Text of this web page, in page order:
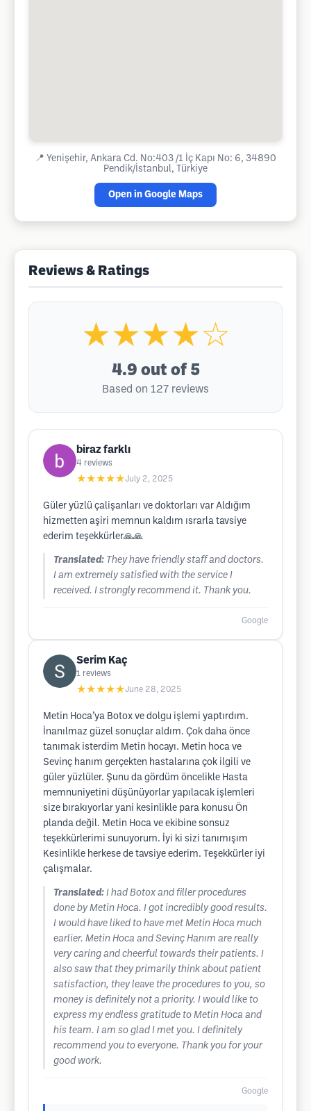
📍 Yenişehir, Ankara Cd. No:403 /1 İç Kapı No: 6, 34890
Pendik/İstanbul, Türkiye
Open in Google Maps
Reviews & Ratings
★★★★☆
4.9 out of 5
Based on 127 reviews
biraz farklı
4 reviews
★★★★★July 2, 2025
Güler yüzlü çalişanları ve doktorları var Aldığım
hizmetten aşiri memnun kaldım ısrarla tavsiye
ederim teşekkürler🙏🙏
Translated: They have friendly staff and doctors.
I am extremely satisfied with the service I
received. I strongly recommend it. Thank you.
Google
Serim Kaç
1 reviews
★★★★★June 28, 2025
Metin Hoca’ya Botox ve dolgu işlemi yaptırdım.
İnanılmaz güzel sonuçlar aldım. Çok daha önce
tanımak isterdim Metin hocayı. Metin hoca ve
Sevinç hanım gerçekten hastalarına çok ilgili ve
güler yüzlüler. Şunu da gördüm öncelikle Hasta
memnuniyetini düşünüyorlar yapılacak işlemleri
size bırakıyorlar yani kesinlikle para konusu Ön
planda değil. Metin Hoca ve ekibine sonsuz
teşekkürlerimi sunuyorum. İyi ki sizi tanımışım
Kesinlikle herkese de tavsiye ederim. Teşekkürler iyi
çalışmalar.
Translated: I had Botox and filler procedures
done by Metin Hoca. I got incredibly good results.
I would have liked to have met Metin Hoca much
earlier. Metin Hoca and Sevinç Hanım are really
very caring and cheerful towards their patients. I
also saw that they primarily think about patient
satisfaction, they leave the procedures to you, so
money is definitely not a priority. I would like to
express my endless gratitude to Metin Hoca and
his team. I am so glad I met you. I definitely
recommend you to everyone. Thank you for your
good work.
Google